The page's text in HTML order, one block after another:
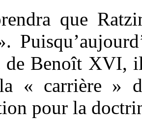
que
Benoît XVI,
la « carrière »
pour la